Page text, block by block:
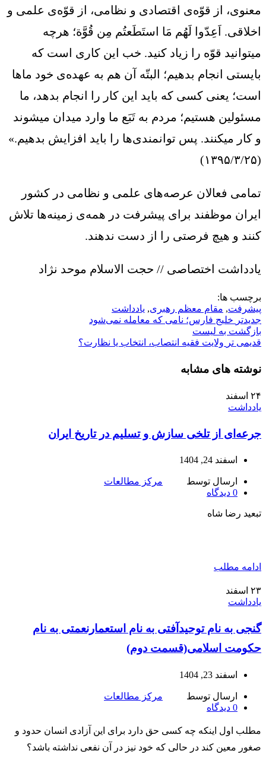
معنوی، از قوّه‌ی اقتصادی و نظامی، از قوّه‌ی علمی و
اخلاقی. اَعِدّوا لَهُم مَا استَطَعتُم مِن قُوَّة؛ هرچه
میتوانید قوّه را زیاد کنید. خب این کاری است که
بایستی انجام بدهیم؛ البتّه آن هم به عهده‌ی خود ماها
است؛ یعنی کسی که باید این کار را انجام بدهد، ما
مسئولین هستیم؛ مردم به تَبَع ما وارد میدان میشوند
و کار میکنند. پس توانمندی‌ها را باید افزایش بدهیم.»
(۱۳۹۵/۳/۲۵)
تمامی فعالان عرصه‌های علمی و نظامی در کشور
ایران موظفند برای پیشرفت در همه‌ی زمینه‌ها تلاش
کنند و هیچ فرصتی را از دست ندهند.
یادداشت اختصاصی // حجت الاسلام موحد نژاد
برچسب ها:
پیشرفت, مقام معظم رهبری, یادداشت
جدیدتر خلیج فارس؛ نامی که معامله نمی‌شود
بازگشت به لیست
قدیمی تر ولایت فقیه انتصاب، انتخاب یا نظارت؟
نوشته های مشابه
۲۴ اسفند
یادداشت
جرعه‌ای از تلخی سازش و تسلیم در تاریخ ایران
اسفند 24, 1404
ارسال توسط
مرکز مطالعات
0 دیدگاه
تبعید رضا شاه
ادامه مطلب
۲۳ اسفند
یادداشت
گنجی به نام توحیدآفتی به نام استعمارنعمتی به نام
حکومت اسلامی(قسمت دوم)
اسفند 23, 1404
ارسال توسط
مرکز مطالعات
0 دیدگاه
مطلب اول اینکه چه کسی حق دارد برای این آزادی انسان حدود و
صغور معین کند در حالی که خود نیز در آن نفعی نداشته باشد؟